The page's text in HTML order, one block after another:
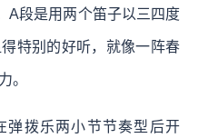
A段是用两个笛子以三四度
特别的好听，就像一阵春
。
弹拨乐两小节节奏型后开